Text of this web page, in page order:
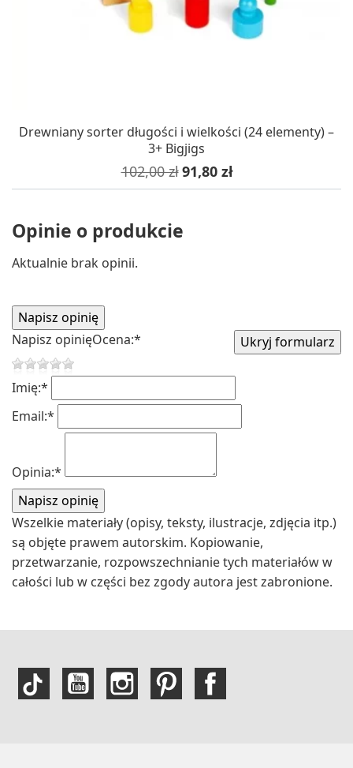
Drewniany sorter długości i wielkości (24 elementy) –
3+ Bigjigs
Cena podstawowa
102,00 zł Cena
91,80 zł
Opinie o produkcie
Aktualnie brak opinii.
Napisz opinięOcena:*
Imię:*
Email:*
Opinia:*
Wszelkie materiały (opisy, teksty, ilustracje, zdjęcia itp.)
są objęte prawem autorskim. Kopiowanie,
przetwarzanie, rozpowszechnianie tych materiałów w
całości lub w części bez zgody autora jest zabronione.